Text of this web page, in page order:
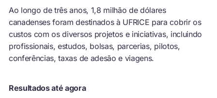
Ao longo de três anos, 1,8 milhão de dólares
canadenses foram destinados à UFRICE para cobrir os
custos com os diversos projetos e iniciativas, incluindo
profissionais, estudos, bolsas, parcerias, pilotos,
conferências, taxas de adesão e viagens.
Resultados até agora